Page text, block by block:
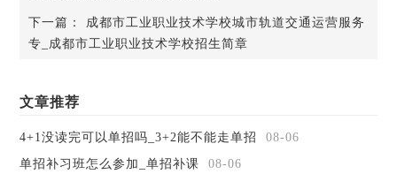
专业薪资待遇
2800-9000元/月
地址
职教中心)
地址
遵义市仁怀市国酒北路136号
下一篇： 成都市工业职业技术学校城市轨道交通运营服务
专_成都市工业职业技术学校招生简章
文章推荐
4+1没读完可以单招吗_3+2能不能走单招
08-06
单招补习班怎么参加_单招补课
08-06